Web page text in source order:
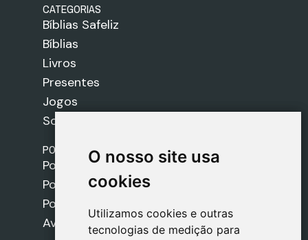
O nosso site usa
cookies
Utilizamos cookies e outras
tecnologias de medição para
O nosso site usa
cookies
Utilizamos cookies e outras
tecnologias de medição para
CATEGORIAS
Bíblias Safeliz
Bíblias
Livros
Presentes
Jogos
Sobre nós
POLÍTICAS
Política de Envios
Política de Cookies
Política de Privacidade
Aviso Legal